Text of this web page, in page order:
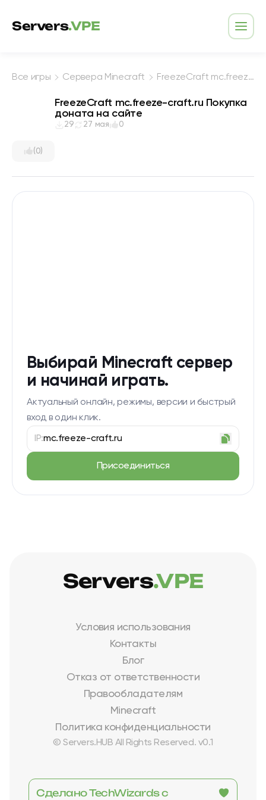
Servers.VPE
Все игры Сервера Minecraft FreezeCraft mc.freeze-craft.ru Покупка доната на сайте
(0)
FreezeCraft mc.freeze-craft.ru Покупка
доната на сайте
29 27 мая 0
Выбирай Minecraft сервер
и начинай играть.
Актуальный онлайн, режимы, версии и быстрый
вход в один клик.
IP:mc.freeze-craft.ru
Присоединиться
Условия использования
Контакты
Блог
Отказ от ответственности
Правообладателям
Minecraft
Политика конфиденциальности
© Servers.HUB All Rights Reserved. v0.1
Servers.VPE
Сделано TechWizards с